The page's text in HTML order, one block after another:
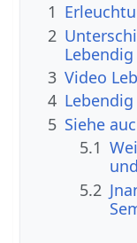
1
2
3 Video
4
5 Siehe
5.1
5.2